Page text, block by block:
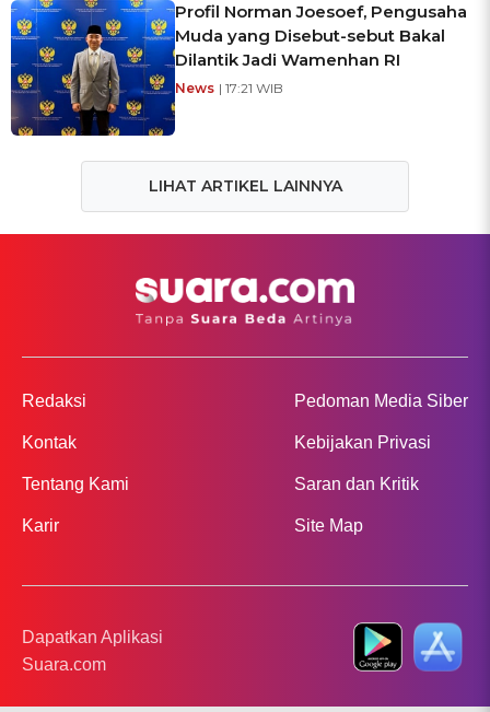
Profil Norman Joesoef, Pengusaha
Muda yang Disebut-sebut Bakal
Dilantik Jadi Wamenhan RI
News | 17:21 WIB
LIHAT ARTIKEL LAINNYA
Redaksi
Kontak
Tentang Kami
Karir
Pedoman Media Siber
Kebijakan Privasi
Saran dan Kritik
Site Map
Dapatkan Aplikasi
Suara.com